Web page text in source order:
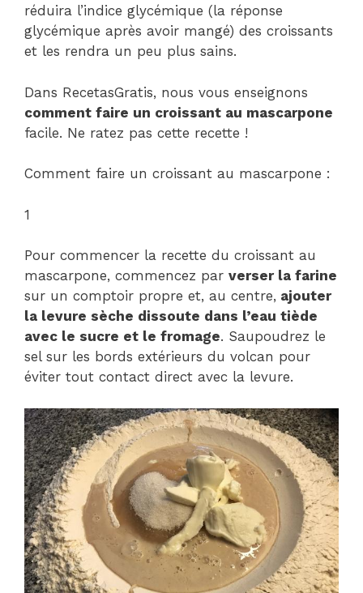
réduira l’indice glycémique (la réponse
glycémique après avoir mangé) des croissants
et les rendra un peu plus sains.
Dans RecetasGratis, nous vous enseignons
comment faire un croissant au mascarpone
facile. Ne ratez pas cette recette !
Comment faire un croissant au mascarpone :
1
Pour commencer la recette du croissant au
mascarpone, commencez par verser la farine
sur un comptoir propre et, au centre, ajouter
la levure sèche dissoute dans l’eau tiède
avec le sucre et le fromage. Saupoudrez le
sel sur les bords extérieurs du volcan pour
éviter tout contact direct avec la levure.